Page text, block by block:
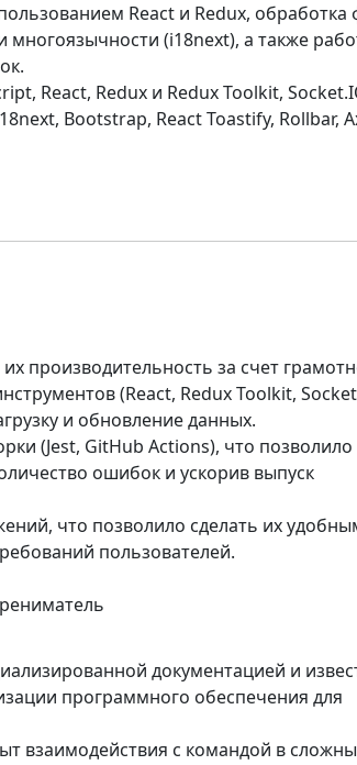
React и Redux,
многоязычности (i18next), а также
React, Redux и Redux Toolkit,
Bootstrap, React Toastify, Rollbar,
производительность за счет
(React, Redux Toolkit,
и обновление данных.
(Jest, GitHub Actions), что позволило
ошибок и ускорив выпуск
что позволило сделать их
пользователей.
документацией и
программного обеспечения для
взаимодействия с командой в